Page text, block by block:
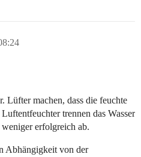
Lüfter machen, dass die feuchte
trennen das Wasser
erfolgreich ab.
Abhängigkeit von der